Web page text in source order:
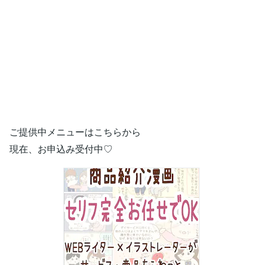
ご提供中メニューはこちらから
現在、お申込み受付中♡